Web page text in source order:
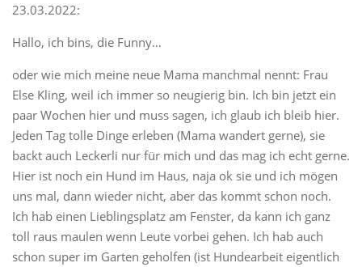
23.03.2022:
Hallo, ich bins, die Funny…
oder wie mich meine neue Mama manchmal nennt: Frau
Else Kling, weil ich immer so neugierig bin. Ich bin jetzt ein
paar Wochen hier und muss sagen, ich glaub ich bleib hier.
Jeden Tag tolle Dinge erleben (Mama wandert gerne), sie
backt auch Leckerli nur für mich und das mag ich echt gerne.
Hier ist noch ein Hund im Haus, naja ok sie und ich mögen
uns mal, dann wieder nicht, aber das kommt schon noch.
Ich hab einen Lieblingsplatz am Fenster, da kann ich ganz
toll raus maulen wenn Leute vorbei gehen. Ich hab auch
schon super im Garten geholfen (ist Hundearbeit eigentlich